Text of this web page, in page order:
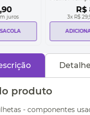
,90
juros
R$
3x R$
produto
- componentes